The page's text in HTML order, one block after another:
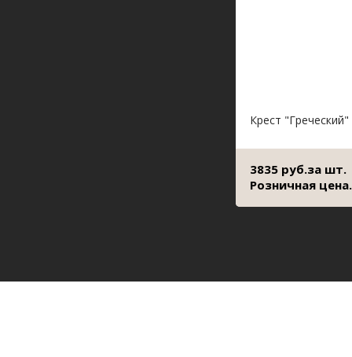
Крест "Греческий"
3835 руб.за шт.
Розничная цена.